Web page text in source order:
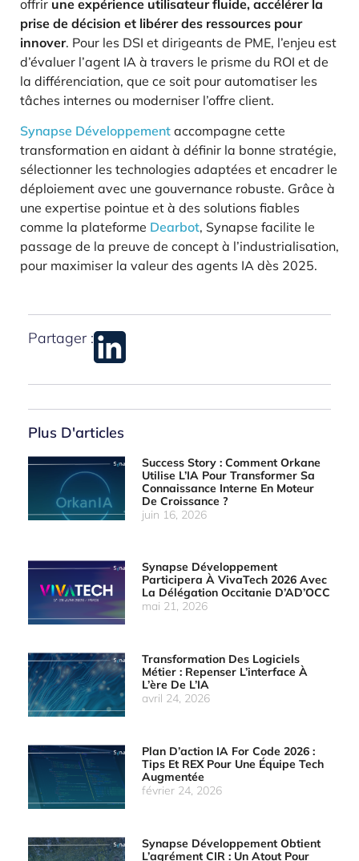
offrir une expérience utilisateur fluide, accélérer la
prise de décision et libérer des ressources pour
innover. Pour les DSI et dirigeants de PME, l’enjeu est
d’évaluer l’agent IA à travers le prisme du ROI et de
la différenciation, que ce soit pour automatiser les
tâches internes ou moderniser l’offre client.
Synapse Développement accompagne cette
transformation en aidant à définir la bonne stratégie,
sélectionner les technologies adaptées et encadrer le
déploiement avec une gouvernance robuste. Grâce à
une expertise pointue et à des solutions fiables
comme la plateforme Dearbot, Synapse facilite le
passage de la preuve de concept à l’industrialisation,
pour maximiser la valeur des agents IA dès 2025.
Partager :
Plus D'articles
Success Story : Comment Orkane
Utilise L’IA Pour Transformer Sa
Connaissance Interne En Moteur
De Croissance ?
juin 16, 2026
Synapse Développement
Participera À VivaTech 2026 Avec
La Délégation Occitanie D’AD’OCC
mai 21, 2026
Transformation Des Logiciels
Métier : Repenser L’interface À
L’ère De L’IA
avril 24, 2026
Plan D’action IA For Code 2026 :
Tips Et REX Pour Une Équipe Tech
Augmentée
février 24, 2026
Synapse Développement Obtient
L’agrément CIR : Un Atout Pour